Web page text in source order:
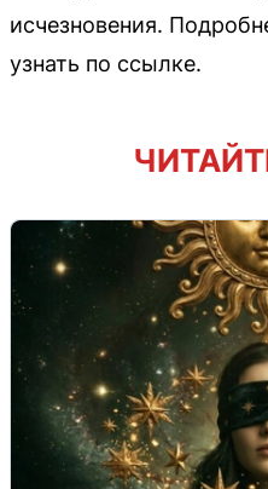
исчезновения.
узнать по ссылке.